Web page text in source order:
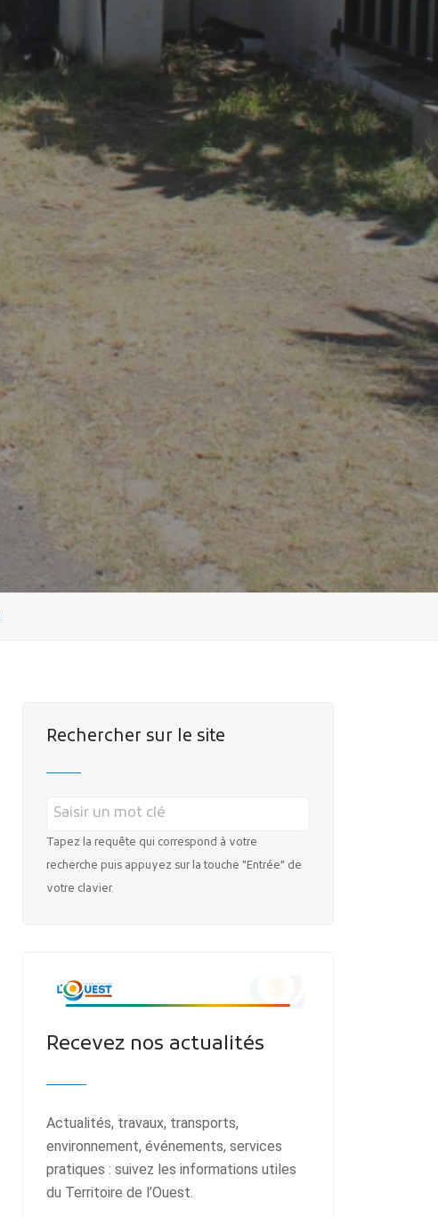
Rechercher sur le site
Tapez la requête qui correspond à votre
recherche puis appuyez sur la touche "Entrée" de
votre clavier.
Recevez nos actualités
Actualités, travaux, transports,
environnement, événements, services
pratiques : suivez les informations utiles
du Territoire de l’Ouest.